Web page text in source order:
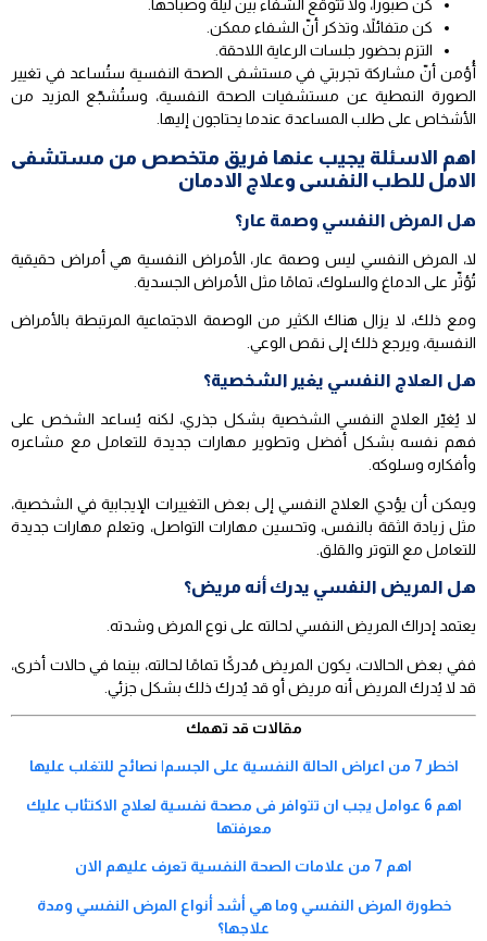
كن صبوراً، ولا تتوقع الشفاء بين ليلة وصباحها.
كن متفائلاً، وتذكر أنّ الشفاء ممكن.
التزم بحضور جلسات الرعاية اللاحقة.
أُؤمن أنّ مشاركة تجربتي في مستشفى الصحة النفسية ستُساعد في تغيير
الصورة النمطية عن مستشفيات الصحة النفسية، وستُشجّع المزيد من
الأشخاص على طلب المساعدة عندما يحتاجون إليها.
اهم الاسئلة يجيب عنها فريق متخصص من مستشفى
الامل للطب النفسى وعلاج الادمان
هل المرض النفسي وصمة عار؟
لا، المرض النفسي ليس وصمة عار، الأمراض النفسية هي أمراض حقيقية
تُؤثّر على الدماغ والسلوك، تمامًا مثل الأمراض الجسدية.
ومع ذلك، لا يزال هناك الكثير من الوصمة الاجتماعية المرتبطة بالأمراض
النفسية، ويرجع ذلك إلى نقص الوعي.
هل العلاج النفسي يغير الشخصية؟
لا يُغيّر العلاج النفسي الشخصية بشكل جذري، لكنه يُساعد الشخص على
فهم نفسه بشكل أفضل وتطوير مهارات جديدة للتعامل مع مشاعره
وأفكاره وسلوكه.
ويمكن أن يؤدي العلاج النفسي إلى بعض التغييرات الإيجابية في الشخصية،
مثل زيادة الثقة بالنفس، وتحسين مهارات التواصل، وتعلم مهارات جديدة
للتعامل مع التوتر والقلق.
هل المريض النفسي يدرك أنه مريض؟
يعتمد إدراك المريض النفسي لحالته على نوع المرض وشدته.
ففي بعض الحالات، يكون المريض مُدركًا تمامًا لحالته، بينما في حالات أخرى،
قد لا يُدرك المريض أنه مريض أو قد يُدرك ذلك بشكل جزئي.
مقالات قد تهمك
اخطر 7 من اعراض الحالة النفسية على الجسم| نصائح للتغلب عليها
اهم 6 عوامل يجب ان تتوافر فى مصحة نفسية لعلاج الاكتئاب عليك
معرفتها
اهم 7 من علامات الصحة النفسية تعرف عليهم الان
خطورة المرض النفسي وما هي أشد أنواع المرض النفسي ومدة
علاجها؟